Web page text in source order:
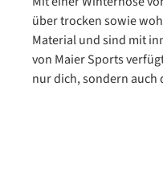
über trocken sowie
Material und sind mit
von Maier Sports
nur dich, sondern auch